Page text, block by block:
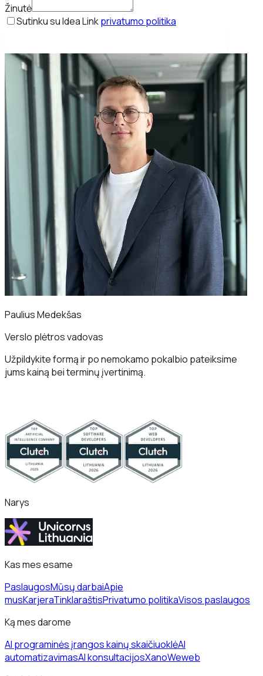
Žinutė
Sutinku su Idea Linkprivatumo politika
Paulius Medekšas
Verslo plėtros vadovas
Užpildykite formą ir po nemokamo pokalbio pateiksime
jums kainą bei terminų įvertinimą.
Narys
Kas mes esame
PaslaugosMūsų darbaiApie
musKarjeraTinklaraštisPrivatumo politikaVisos paslaugos
Ką mes darome
AI programinės įrangos kainų skaičiuoklėAI
automatizavimasAI konsultacijosXanoWeweb